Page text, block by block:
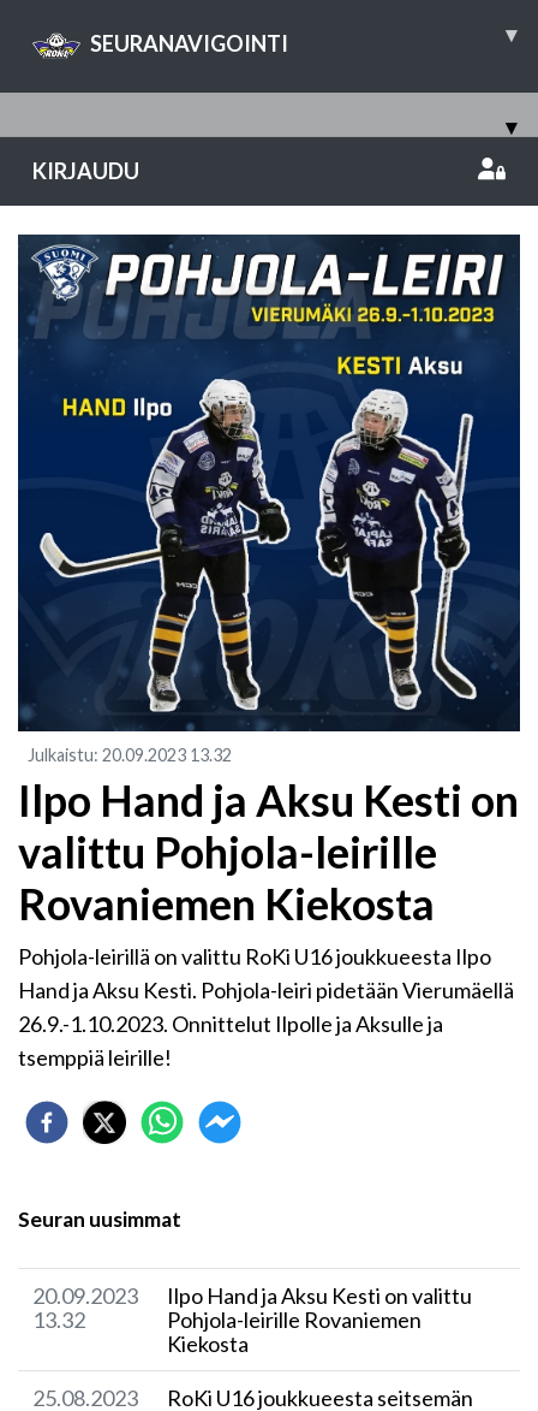
SEURANAVIGOINTI ▾
▾
KIRJAUDU
Julkaistu: 20.09.2023 13.32
Ilpo Hand ja Aksu Kesti on
valittu Pohjola-leirille
Rovaniemen Kiekosta
Pohjola-leirillä on valittu RoKi U16 joukkueesta Ilpo
Hand ja Aksu Kesti. Pohjola-leiri pidetään Vierumäellä
26.9.-1.10.2023. Onnittelut Ilpolle ja Aksulle ja
tsemppiä leirille!
Seuran uusimmat
20.09.2023
13.32
Ilpo Hand ja Aksu Kesti on valittu
Pohjola-leirille Rovaniemen
Kiekosta
25.08.2023
RoKi U16 joukkueesta seitsemän